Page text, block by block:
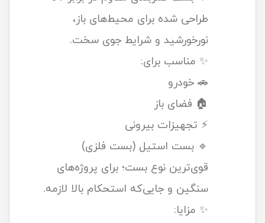
طراحی شده برای محیط‌های باز،
نورخورشید و شرایط جوی سخت.
✨ مناسب برای:
🚗 خودرو
🏠 فضای باز
⚡ تجهیزات بیرونی
🔹 بست استیل (بست فلزی)
قوی‌ترین نوع بست؛ برای پروژه‌های
سنگین و جایی‌که استحکام بالا لازمه.
✨ مزایا: